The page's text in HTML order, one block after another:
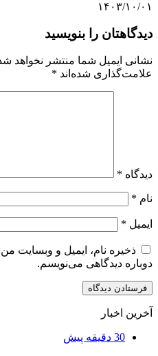
۱۴۰۳/۱۰/۰۱
دیدگاهتان را بنویسید
نشانی ایمیل شما منتشر نخواهد
علامت‌گذاری شده‌اند *
دیدگاه *
نام *
ایمیل *
ذخیره نام، ایمیل و وبسایت
دوباره دیدگاهی می‌نویسم.
آخرین اخبار
30 دقیقه پیش